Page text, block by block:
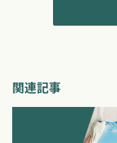
関連記事